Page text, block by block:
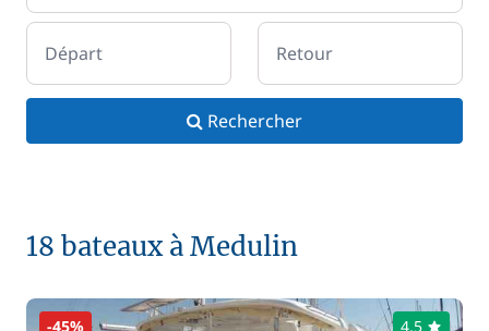
Départ Retour
Rechercher
18 bateaux à Medulin
-45% 4,5